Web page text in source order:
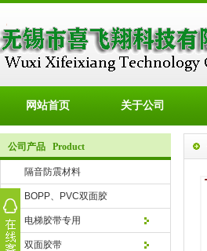
网站首页 关于公司
公司产品 Product
隔音防震材料
BOPP、PVC双面胶
电梯胶带专用
双面胶带